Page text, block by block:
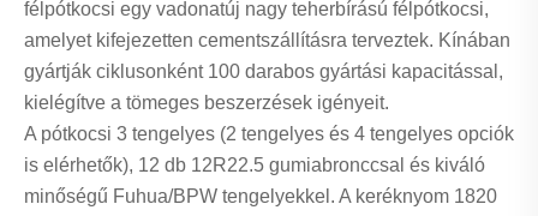
félpótkocsi egy vadonatúj nagy teherbírású félpótkocsi,
amelyet kifejezetten cementszállításra terveztek. Kínában
gyártják ciklusonként 100 darabos gyártási kapacitással,
kielégítve a tömeges beszerzések igényeit.
A pótkocsi 3 tengelyes (2 tengelyes és 4 tengelyes opciók
is elérhetők), 12 db 12R22.5 gumiabronccsal és kiváló
minőségű Fuhua/BPW tengelyekkel. A keréknyom 1820